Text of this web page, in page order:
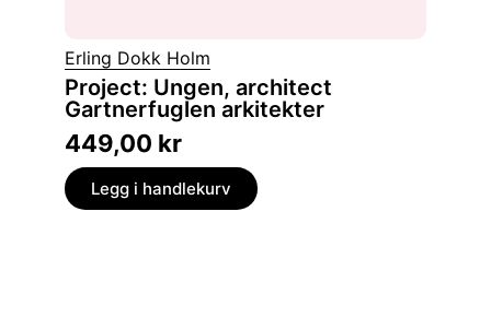
Erling Dokk Holm
Project: Ungen, architect
Gartnerfuglen arkitekter
449,00 kr
Legg i handlekurv